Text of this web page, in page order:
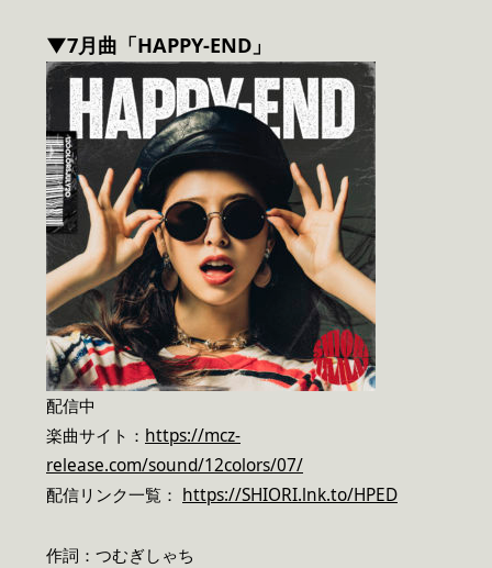
▼7月曲「HAPPY-END」
配信中
楽曲サイト： https://mcz-
release.com/sound/12colors/07/
配信リンク一覧： https://SHIORI.lnk.to/HPED
作詞：つむぎしゃち